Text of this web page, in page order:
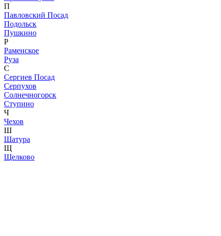
П
Павловский Посад
Подольск
Пушкино
Р
Раменское
Руза
С
Сергиев Посад
Серпухов
Солнечногорск
Ступино
Ч
Чехов
Ш
Шатура
Щ
Щелково